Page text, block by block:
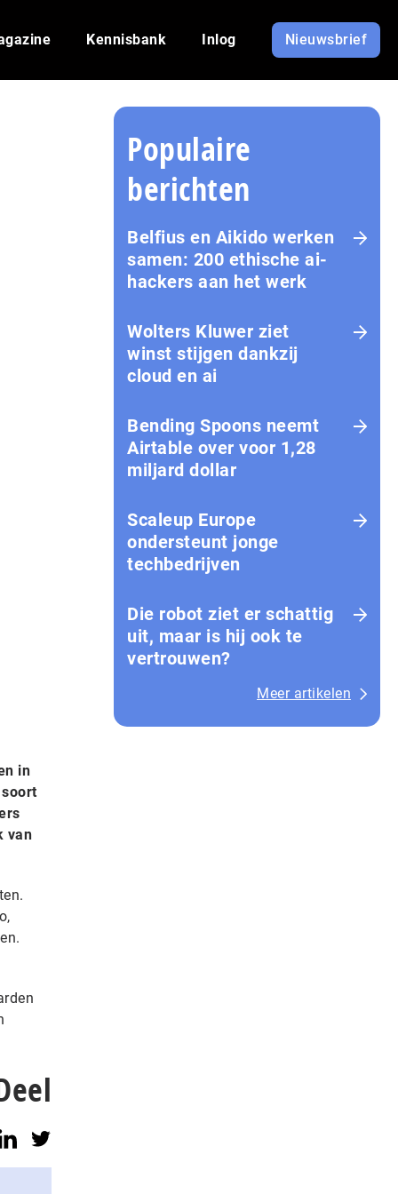
Kennisbank Inlog Nieuwsbrief
in
van
Populaire
berichten
Belfius en Aikido werken
samen: 200 ethische ai-
hackers aan het werk
Wolters Kluwer ziet
winst stijgen dankzij
cloud en ai
Bending Spoons neemt
Airtable over voor 1,28
miljard dollar
Scaleup Europe
ondersteunt jonge
techbedrijven
Die robot ziet er schattig
uit, maar is hij ook te
vertrouwen?
Meer artikelen